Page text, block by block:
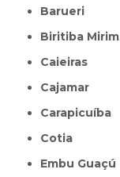
Barueri
Biritiba Mirim
Caieiras
Cajamar
Carapicuíba
Cotia
Embu Guaçú